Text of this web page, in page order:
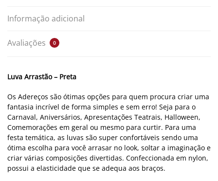
Informação adicional
Avaliações 0
Luva Arrastão – Preta
Os Adereços são ótimas opções para quem procura criar uma
fantasia incrível de forma simples e sem erro! Seja para o
Carnaval, Aniversários, Apresentações Teatrais, Halloween,
Comemorações em geral ou mesmo para curtir. Para uma
festa temática, as luvas são super confortáveis sendo uma
ótima escolha para você arrasar no look, soltar a imaginação e
criar várias composições divertidas. Confeccionada em nylon,
possui a elasticidade que se adequa aos braços.